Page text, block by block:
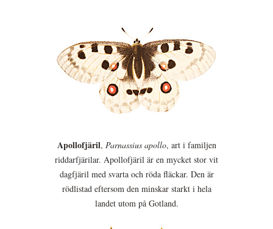
Apollofjäril, Parnassius apollo, art i familjen
riddarfjärilar. Apollofjäril är en mycket stor vit
dagfjäril med svarta och röda fläckar. Den är
rödlistad eftersom den minskar starkt i hela
landet utom på Gotland.